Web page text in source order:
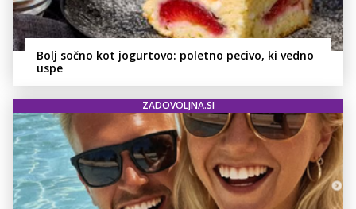
Bolj sočno kot jogurtovo: poletno pecivo, ki vedno
uspe
ZADOVOLJNA.SI